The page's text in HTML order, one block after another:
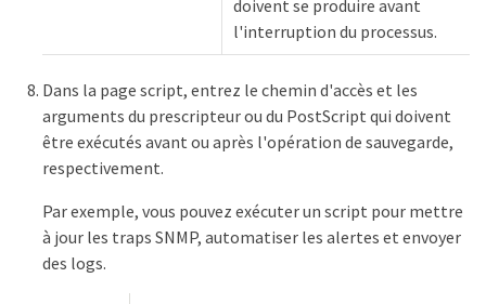
doivent se produire avant
l'interruption du processus.
Dans la page script, entrez le chemin d'accès et les
arguments du prescripteur ou du PostScript qui doivent
être exécutés avant ou après l'opération de sauvegarde,
respectivement.
Par exemple, vous pouvez exécuter un script pour mettre
à jour les traps SNMP, automatiser les alertes et envoyer
des logs.